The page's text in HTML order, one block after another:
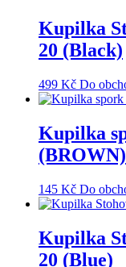
Kupilka
20 (Black)
499 Kč Do
Kupilka
(BROWN)
145 Kč Do
Kupilka
20 (Blue)